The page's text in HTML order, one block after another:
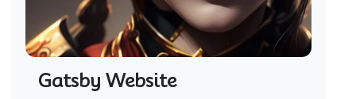
Gatsby Website